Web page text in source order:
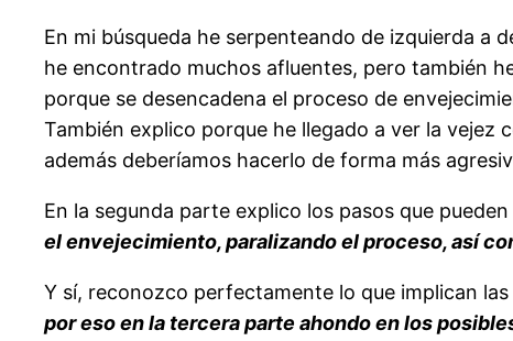
En mi búsqueda he serpenteando de izquierda a
he encontrado muchos afluentes, pero también
porque se desencadena el proceso de
También explico porque he llegado a ver la vejez
además deberíamos hacerlo de forma más
En la segunda parte explico los pasos que
el envejecimiento, paralizando el proceso, así
Y sí, reconozco perfectamente lo que implican las
por eso en la tercera parte ahondo en los